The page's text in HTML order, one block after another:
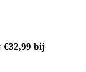
€32,99 bij